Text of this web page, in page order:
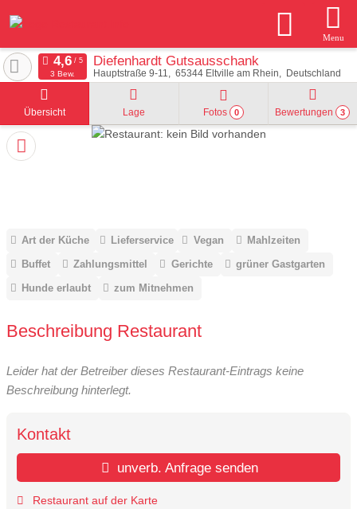
Menu
Diefenhardt Gutsausschank
Hauptstraße 9-11 65344 Eltville am Rhein Deutschland
3 Bew.
Übersicht Lage Fotos 0 Bewertungen 3
Art der Küche Lieferservice Vegan
Mahlzeiten
Buffet
Zahlungsmittel Gerichte
grüner Gastgarten
Hunde erlaubt
zum Mitnehmen
Beschreibung Restaurant
Leider hat der Betreiber dieses Restaurant-Eintrags keine
Beschreibung hinterlegt.
Kontakt
unverb. Anfrage senden
Restaurant auf der Karte